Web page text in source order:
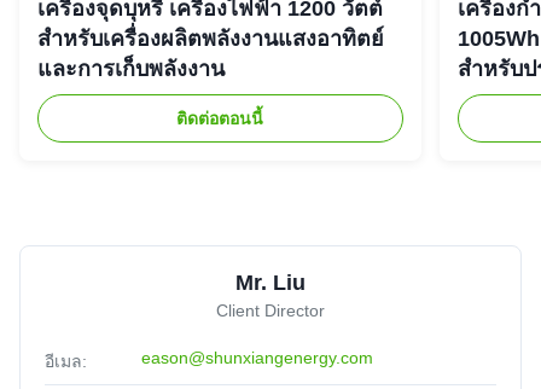
เครื่องจุดบุหรี่ เครื่องไฟฟ้า 1200 วัตต์
สําหรับเครื่องผลิตพลังงานแสงอาทิตย์
และการเก็บพลังงาน
ติดต่อตอนนี้
เครื่องกํ
สําหรับ
Mr. Liu
Client Director
อีเมล: eason@shunxiangenergy.com